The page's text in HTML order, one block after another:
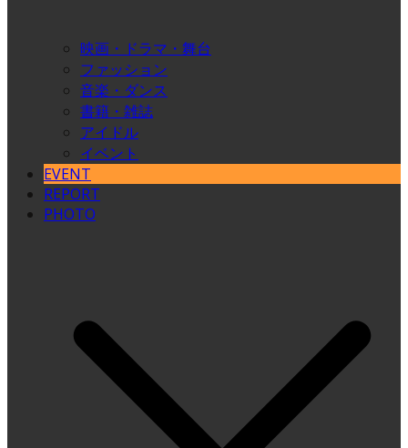
映画・ドラマ・舞台
ファッション
音楽・ダンス
書籍・雑誌
アイドル
イベント
EVENT
REPORT
PHOTO